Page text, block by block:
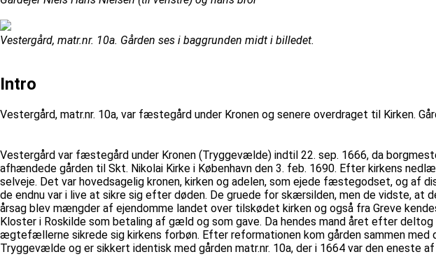
Vestergård, matr.nr. 10a. Gården ses i baggrunden midt i billedet.
Intro
Vestergård, matr.nr. 10a, var fæstegård under Kronen og senere overdraget til Kirken.
Vestergård var fæstegård under Kronen (Tryggevælde) indtil 22. sep. 1666, da
afhændede gården til Skt. Nikolai Kirke i København den 3. feb. 1690. Efter kirkens
selveje. Det var hovedsagelig kronen, kirken og adelen, som ejede fæstegodset, og af
de endnu var i live at sikre sig efter døden. De gruede for skærsilden, men de vidste,
årsag blev mængder af ejendomme landet over tilskødet kirken og også fra Greve
Kloster i Roskilde som betaling af gæld og som gave. Da hendes mand året efter
ægtefællerne sikrede sig kirkens forbøn. Efter reformationen kom gården sammen med
Tryggevælde og er sikkert identisk med gården matr.nr. 10a, der i 1664 var den eneste